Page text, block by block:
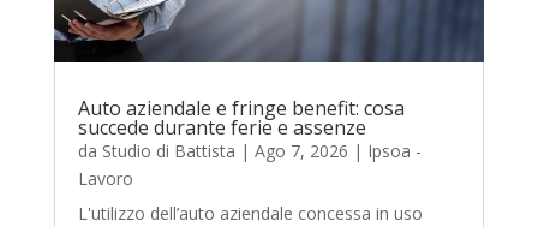
Auto aziendale e fringe benefit: cosa
succede durante ferie e assenze
da Studio di Battista | Ago 7, 2026 | Ipsoa -
Lavoro
L'utilizzo dell’auto aziendale concessa in uso